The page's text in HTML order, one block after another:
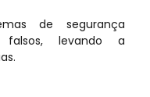
de segurança
levando a